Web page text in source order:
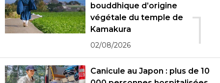
1
bouddhique d’origine
végétale du temple de
Kamakura
02/08/2026
Canicule au Japon : plus de 10